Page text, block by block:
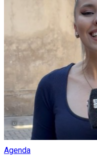
Agenda